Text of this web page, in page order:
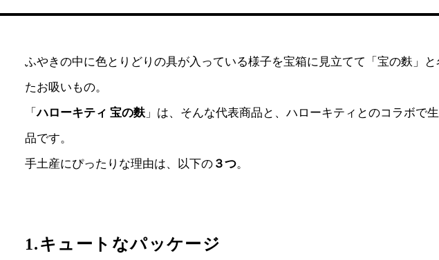
ふやきの中に色とりどりの具が入っている様子を宝箱に見立てて「宝の麩」
たお吸いもの。
「ハローキティ 宝の麩 」は、そんな代表商品と、ハローキティとのコラボで
品です。
手土産にぴったりな理由は、以下の ３つ。
1.キュートなパッケージ